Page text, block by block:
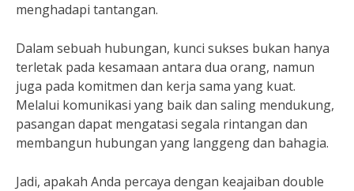
menghadapi tantangan.
Dalam sebuah hubungan, kunci sukses bukan hanya
terletak pada kesamaan antara dua orang, namun
juga pada komitmen dan kerja sama yang kuat.
Melalui komunikasi yang baik dan saling mendukung,
pasangan dapat mengatasi segala rintangan dan
membangun hubungan yang langgeng dan bahagia.
Jadi, apakah Anda percaya dengan keajaiban double